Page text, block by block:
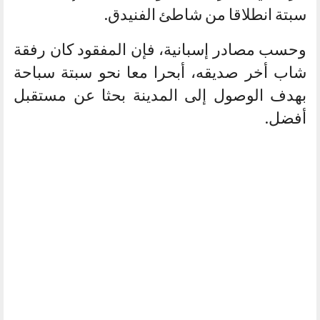
سبتة انطلاقا من شاطئ الفنيدق.
وحسب مصادر إسبانية، فإن المفقود كان رفقة
شاب أخر صديقه، أبحرا معا نحو سبتة سباحة
بهدف الوصول إلى المدينة بحثا عن مستقبل
أفضل.